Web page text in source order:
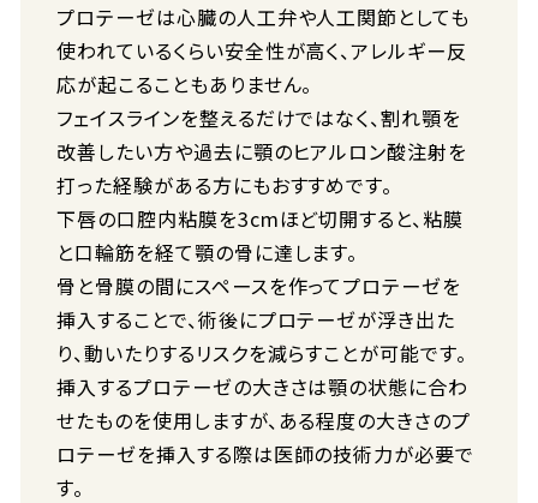
プロテーゼは心臓の人工弁や人工関節としても
使われているくらい安全性が高く、アレルギー反
応が起こることもありません。
フェイスラインを整えるだけではなく、割れ顎を
改善したい方や過去に顎のヒアルロン酸注射を
打った経験がある方にもおすすめです。
下唇の口腔内粘膜を3cmほど切開すると、粘膜
と口輪筋を経て顎の骨に達します。
骨と骨膜の間にスペースを作ってプロテーゼを
挿入することで、術後にプロテーゼが浮き出た
り、動いたりするリスクを減らすことが可能です。
挿入するプロテーゼの大きさは顎の状態に合わ
せたものを使用しますが、ある程度の大きさのプ
ロテーゼを挿入する際は医師の技術力が必要で
す。